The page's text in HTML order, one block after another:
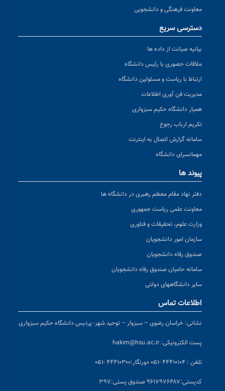
معاونت فرهنگی و دانشجویی
دسترسی سریع
بیانیه صیانت از داده ها
ملاقات حضوری با رئیس دانشگاه
ارتباط با ریاست و مسئولین دانشگاه
مدیریت فن آوری اطلاعات
همیار دانشگاه حکیم سبزواری
تکریم ارباب رجوع
سامانه گزارش اتصال به اینترنت
مهمانسرای دانشگاه
پیوند ها
دفتر نهاد مقام معظم رهبری در دانشگاه ها
معاونت علمی ریاست جمهوری
وزارت علوم، تحقیقات و فناوری
سازمان امور دانشجویان
صندوق رفاه دانشجویان
سامانه حامیان صندوق رفاه دانشجویان
سایر دانشگاههای دولتی
اطلاعات تماس
نشانی: خراسان رضوی – سبزوار – توحید شهر- پردیس دانشگاه حکیم سبزواری
پست الکترونیکی: hakim@hsu.ac.ir
تلفن : ۴۴۴۱۰۱۰۴ -۰۵۱ دورنگار:۴۴۴۱۰۳۰۰ -۰۵۱
کدپستی:۹۶۱۷۹۷۶۴۸۷ صندوق پستی:۳۹۷